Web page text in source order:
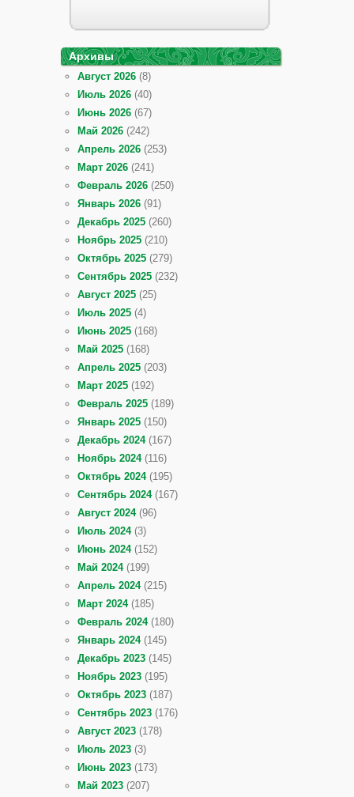
Архивы
Август 2026 (8)
Июль 2026 (40)
Июнь 2026 (67)
Май 2026 (242)
Апрель 2026 (253)
Март 2026 (241)
Февраль 2026 (250)
Январь 2026 (91)
Декабрь 2025 (260)
Ноябрь 2025 (210)
Октябрь 2025 (279)
Сентябрь 2025 (232)
Август 2025 (25)
Июль 2025 (4)
Июнь 2025 (168)
Май 2025 (168)
Апрель 2025 (203)
Март 2025 (192)
Февраль 2025 (189)
Январь 2025 (150)
Декабрь 2024(167)
Ноябрь 2024(116)
Октябрь 2024(195)
Сентябрь 2024(167)
Август 2024(96)
Июль 2024(3)
Июнь 2024(152)
Май 2024(199)
Апрель 2024(215)
Март 2024(185)
Февраль 2024(180)
Январь 2024(145)
Декабрь 2023 (145)
Ноябрь 2023 (195)
Октябрь 2023 (187)
Сентябрь 2023 (176)
Август 2023 (178)
Июль 2023 (3)
Июнь 2023 (173)
Май 2023 (207)